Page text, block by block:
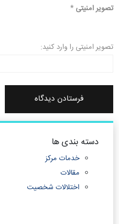
تصویر امنیتی *
تصویر امنیتی را وارد کنید:
دسته بندی ها
خدمات مرکز
مقالات
اختلالات شخصیت